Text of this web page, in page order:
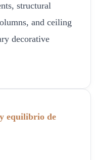
structural
and ceiling
decorative
equilibrio de